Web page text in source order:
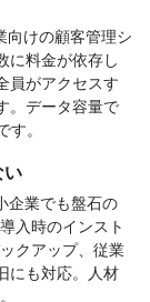
向けの顧客管理シ
に料金が依存し
員がアクセスす
。データ容量で
。
い
企業でも盤石の
入時のインスト
クアップ、従業
にも対応。人材